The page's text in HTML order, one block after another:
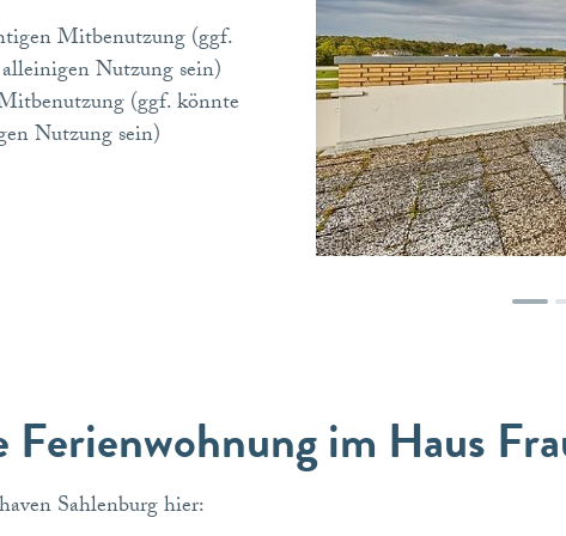
Mitbenutzung (ggf.
Nutzung sein)
(ggf. könnte
Nutzung sein)
im Haus
Sahlenburg hier: